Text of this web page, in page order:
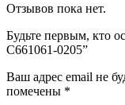
Отзывов пока нет.
Будьте первым, кто
С661061-0205”
Ваш адрес email не
помечены *